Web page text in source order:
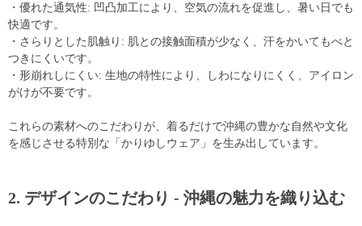
・優れた通気性: 凹凸加工により、空気の流れを促進し、暑い日でも
快適です。
・さらりとした肌触り: 肌との接触面積が少なく、汗をかいてもべと
つきにくいです。
・形崩れしにくい: 生地の特性により、しわになりにくく、アイロン
がけが不要です。
これらの素材へのこだわりが、着るだけで沖縄の豊かな自然や文化
を感じさせる特別な「かりゆしウェア」を生み出しています。
2. デザインのこだわり - 沖縄の魅力を織り込む